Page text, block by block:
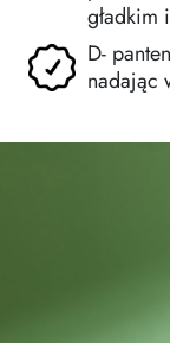
gładkim
D-
nadając